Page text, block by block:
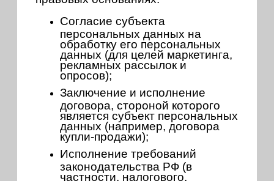
Согласие субъекта
персональных данных на
обработку его персональных
данных (для целей маркетинга,
рекламных рассылок и
опросов);
Заключение и исполнение
договора, стороной которого
является субъект персональных
данных (например, договора
купли-продажи);
Исполнение требований
законодательства РФ (в
частности, налогового,